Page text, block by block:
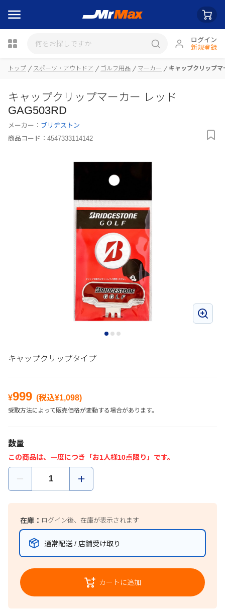
ログイン
新規登録
トップ スポーツ・アウトドア ゴルフ用品 マーカー キャップクリップ
キャップクリップマーカー レッド
GAG503RD
メーカー： ブリヂストン
商品コード： 4547333114142
キャップクリップタイプ
¥999 (税込¥1,098)
受取方法によって販売価格が変動する場合があります。
数量
この商品は、一度につき「お1人様10点限り」です。
在庫： ログイン後、在庫が表示されます
通常配送 / 店舗受け取り
カートに追加